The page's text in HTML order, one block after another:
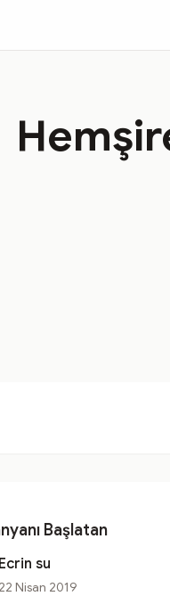
Başlatan
Ecrin su
22 Nisan 2019